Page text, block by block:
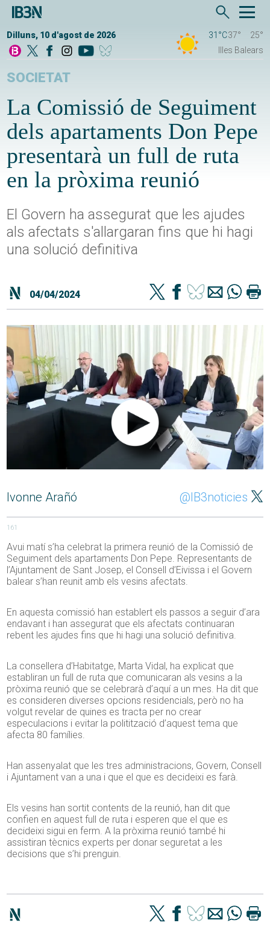
Dilluns, 10 d'agost de 2026 31°C37°
25°
Illes Balears
SOCIETAT
La Comissió de Seguiment
dels apartaments Don Pepe
presentarà un full de ruta
en la pròxima reunió
El Govern ha assegurat que les ajudes
als afectats s'allargaran fins que hi hagi
una solució definitiva
04/04/2024
Ivonne Arañó @IB3noticies
161
Avui matí s’ha celebrat la primera reunió de la Comissió de
Seguiment dels apartaments Don Pepe. Representants de
l’Ajuntament de Sant Josep, el Consell d’Eivissa i el Govern
balear s’han reunit amb els vesins afectats.
En aquesta comissió han establert els passos a seguir d’ara
endavant i han assegurat que els afectats continuaran
rebent les ajudes fins que hi hagi una solució definitiva.
La consellera d’Habitatge, Marta Vidal, ha explicat que
establiran un full de ruta que comunicaran als vesins a la
pròxima reunió que se celebrarà d’aquí a un mes. Ha dit que
es consideren diverses opcions residencials, però no ha
volgut revelar de quines es tracta per no crear
especulacions i evitar la politització d’aquest tema que
afecta 80 famílies.
Han assenyalat que les tres administracions, Govern, Consell
i Ajuntament van a una i que el que es decideixi es farà.
Els vesins han sortit contents de la reunió, han dit que
confien en aquest full de ruta i esperen que el que es
decideixi sigui en ferm. A la pròxima reunió també hi
assistiran tècnics experts per donar seguretat a les
decisions que s’hi prenguin.